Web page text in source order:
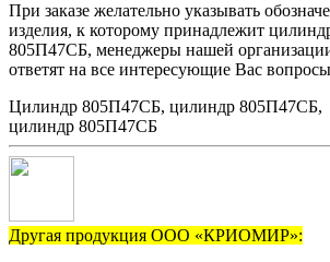
При заказе желательно указывать
изделия, к которому принадлежит
805П47СБ, менеджеры нашей
ответят на все интересующие Вас
Цилиндр 805П47СБ, цилиндр 805П47СБ,
цилиндр 805П47СБ
Другая продукция ООО «КРИОМИР»: